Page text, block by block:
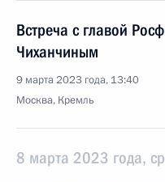
Встреча с главой
Чиханчиным
9 марта 2023 года, 13:40
Москва, Кремль
8 марта 2023 года,